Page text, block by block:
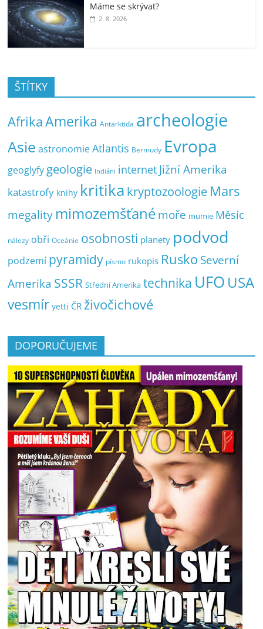
Máme se skrývat?
2. 8. 2026
ŠTÍTKY
AfrikaAmerika Antarktida archeologie
Asie astronomie Atlantis Bermudy Evropa
geoglyfy geologie Indiáni internet Jižní Amerika
katastrofy knihy kritika kryptozoologie Mars
megality mimozemšťanémoře mumie Měsíc
nálezy obři Oceánie osobnosti planety podvod
podzemí pyramidy písmo rukopis Rusko Severní
Amerika SSSR Střední Amerika technika UFO USA
vesmír yetti ČR živočichové
DOPORUČUJEME